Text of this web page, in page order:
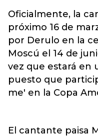
Oficialmente, la
próximo 16 de
por Derulo en la
Moscú el 14 de
vez que estará en
puesto que
me' en la Copa
El cantante paisa